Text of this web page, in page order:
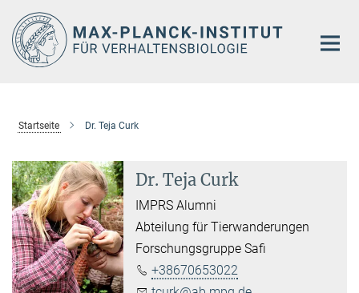
Hauptinhalt
Startseite Dr. Teja Curk
Dr. Teja Curk
IMPRS Alumni
Abteilung für Tierwanderungen
Forschungsgruppe Safi
+38670653022